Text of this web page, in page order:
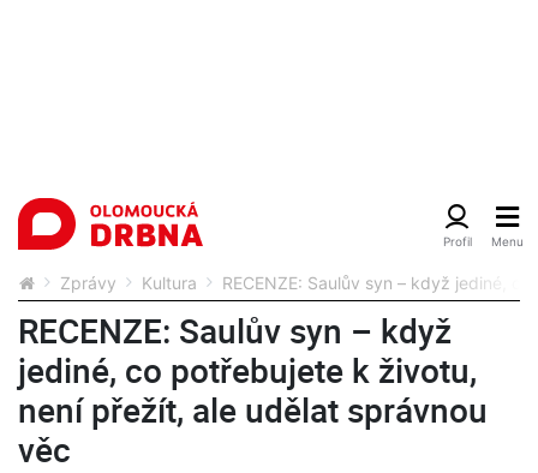
Zprávy Kultura RECENZE: Saulův syn – když jediné,
RECENZE: Saulův syn – když
jediné, co potřebujete k životu,
není přežít, ale udělat správnou
věc